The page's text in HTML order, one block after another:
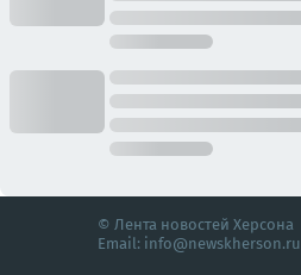
© Лента новостей Херсона
Email: info@newskherson.ru